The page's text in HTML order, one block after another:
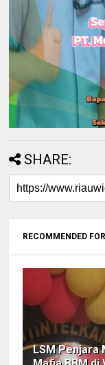
SHARE:
RECOMMENDED
LSM Penjara